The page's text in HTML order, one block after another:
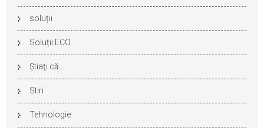
soluții
Soluții ECO
Ştiaţi că…
Stiri
Tehnologie